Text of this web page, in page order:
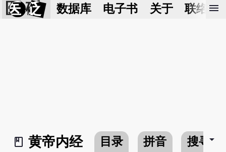
医 砭 数据库 电子书 关于 联络我
menu
book_2
黄帝内经 目录 拼音 搜寻arrow_drop_down